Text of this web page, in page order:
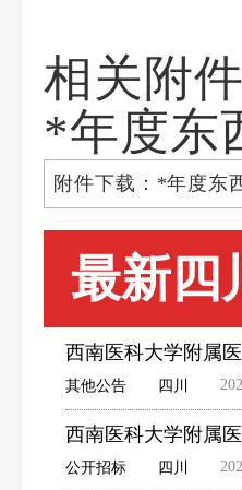
相关附件
*年度东
附件下载：*年度东
最新四
西南医科大学附属
其他公告 四川
西南医科大学附属
公开招标 四川